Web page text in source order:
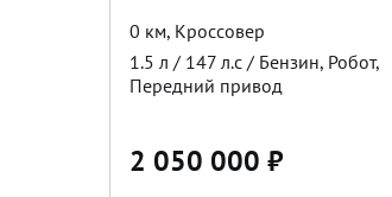
0 км, Кроссовер
1.5 л / 147 л.с / Бензин, Робот,
Передний привод
2 050 000 ₽